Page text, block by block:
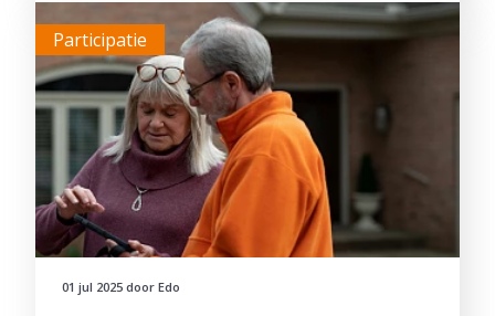
Participatie
01 jul 2025 door Edo